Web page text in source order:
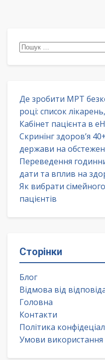
Пошук:
Де зробити МРТ
році: список
Кабінет пацієнта в
Скринінг здоров’я
держави на
Переведення
дати та вплив на
Як вибрати
пацієнтів
Сторінки
Блог
Відмова від
Головна
Контакти
Політика
Умови використання